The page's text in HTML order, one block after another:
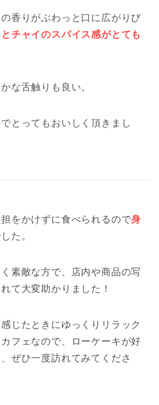
香りがぶわっと口に広がりび
チャイのスパイス感がとても
な舌触りも良い。
とってもおいしく頂きまし
をかけずに食べられるので身
た。
素敵な方で、店内や商品の写
て大変助かりました！
じたときにゆっくりリラック
フェなので、ローケーキが好
ぜひ一度訪れてみてくださ